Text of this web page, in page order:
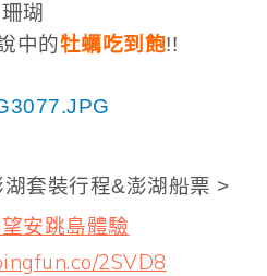
珊瑚
中的牡蠣吃到飽!!
套裝行程&澎湖船票 >
安跳島體驗
2SVD8